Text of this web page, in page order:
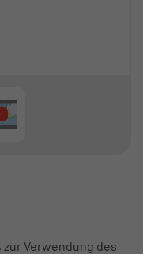
Verwendung des